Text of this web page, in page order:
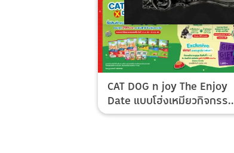
CAT DOG n joy The Enjoy
Date แบบโฮ่งเหมียวกิจกรรม
Top Spender & Lucky Fan